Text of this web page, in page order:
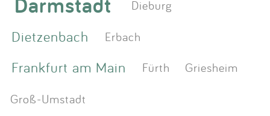
Dieburg
Dietzenbach Erbach
Frankfurt am Main Fürth
Griesheim
Groß-Umstadt